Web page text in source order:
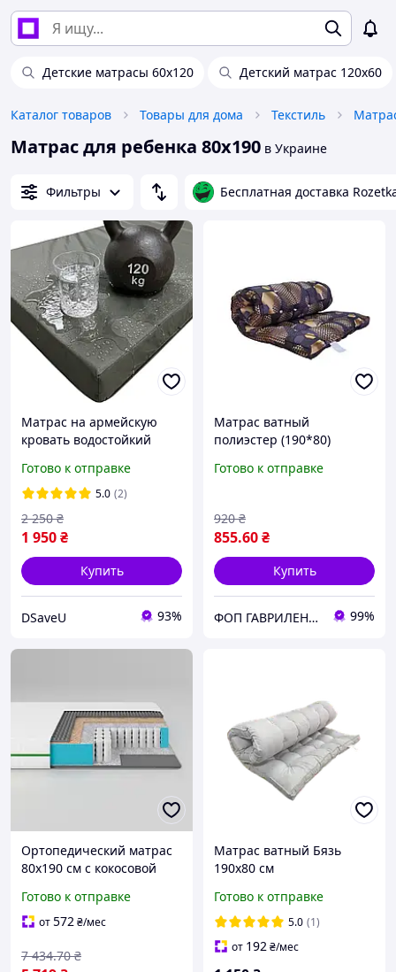
Детские матрасы 60х120 Детский матрас 120х60
Каталог товаров Товары для дома Текстиль
Матрас для ребенка 80х190 в Украине
Фильтры Бесплатная доставка
Матрас на армейскую
кровать водостойкий
переносной 70х190 для
дома, дачи, на
раскладушку, кровать.
Хаки
Готово к отправке
5.0 (2)
1 950₴
2 250 ₴
Купить
DSaveU 93%
Матрас ватный
полиэстер (190*80)
Готово к отправке
855.60₴
920 ₴
Купить
ФОП ГАВРИЛЕНКО ОЛЕКСІЙ ВОЛОДИМИРОВИЧ 99%
Ортопедический матрас
80х190 см с кокосовой
детей и взрослых с
адаптивной поддержкой
Готово к отправке
от572₴/мес
7 434.70 ₴
Матрас ватный Бязь
190x80 см
Готово к отправке
5.0 (1)
от 192₴/мес